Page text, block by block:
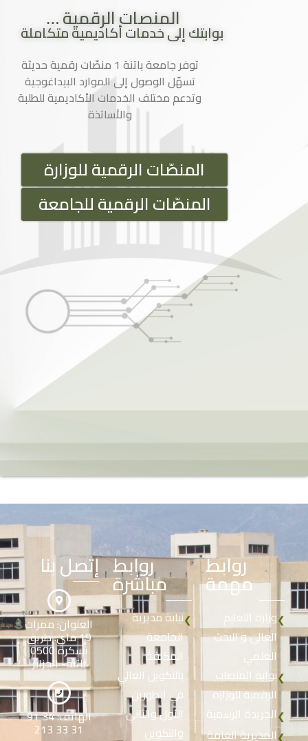
… المنصات الرقمية
بوابتك إلى خدمات أكاديمية متكاملة
توفر جامعة باتنة 1 منصّات رقمية حديثة
تسهّل الوصول إلى الموارد البيداغوجية
وتدعم مختلف الخدمات الأكاديمية للطلبة
والأساتذة
المنصّات الرقمية للوزارة
المنصّات الرقمية للجامعة
روابط
مهمة
❮وزارة التعليم
العالي و البحث
العلمي
❮بوابة المنصات
الرقمية للوزارة
❮الجريدة الرسمية
المديرية العامة
روابط
مباشرة
❮نيابة مديرية
الجامعة
المكلفة
بالتكوين العالي
في الطورين
الأول والثاني
والتكوين
إتصل بنا
العنوان: ممرات
19 ماي. طريق
بسكرة 0500
باتنة- الجزائر
الهاتف: 34 91
31 33 213